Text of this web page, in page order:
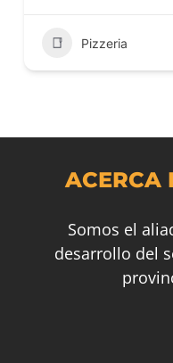
Pizzeria
ACERCA
Somos el
desarrollo del